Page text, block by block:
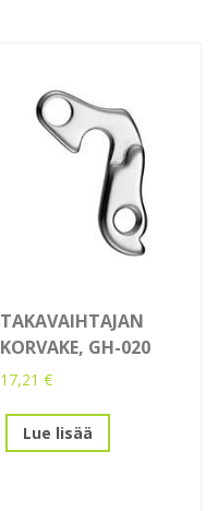
TAKAVAIHTAJAN
KORVAKE, GH-020
17,21€
Lue lisää